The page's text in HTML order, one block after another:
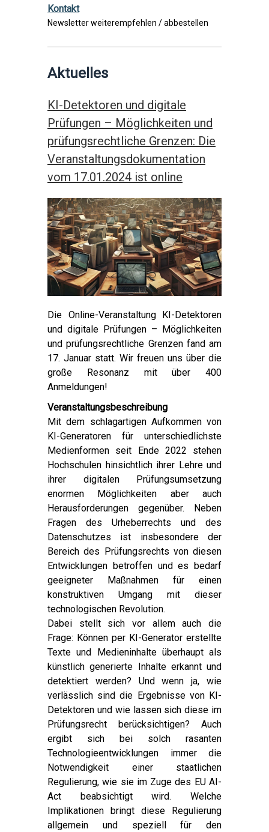
Kontakt
Newsletter weiterempfehlen / abbestellen
Aktuelles
KI-Detektoren und digitale
Prüfungen – Möglichkeiten und
prüfungsrechtliche Grenzen: Die
Veranstaltungsdokumentation
vom 17.01.2024 ist online
Die Online-Veranstaltung KI-Detektoren
und digitale Prüfungen – Möglichkeiten
und prüfungsrechtliche Grenzen fand am
17. Januar statt. Wir freuen uns über die
große Resonanz mit über 400
Anmeldungen!
Veranstaltungsbeschreibung
Mit dem schlagartigen Aufkommen von
KI-Generatoren für unterschiedlichste
Medienformen seit Ende 2022 stehen
Hochschulen hinsichtlich ihrer Lehre und
ihrer digitalen Prüfungsumsetzung
enormen Möglichkeiten aber auch
Herausforderungen gegenüber. Neben
Fragen des Urheberrechts und des
Datenschutzes ist insbesondere der
Bereich des Prüfungsrechts von diesen
Entwicklungen betroffen und es bedarf
geeigneter Maßnahmen für einen
konstruktiven Umgang mit dieser
technologischen Revolution.
Dabei stellt sich vor allem auch die
Frage: Können per KI-Generator erstellte
Texte und Medieninhalte überhaupt als
künstlich generierte Inhalte erkannt und
detektiert werden? Und wenn ja, wie
verlässlich sind die Ergebnisse von KI-
Detektoren und wie lassen sich diese im
Prüfungsrecht berücksichtigen? Auch
ergibt sich bei solch rasanten
Technologieentwicklungen immer die
Notwendigkeit einer staatlichen
Regulierung, wie sie im Zuge des EU AI-
Act beabsichtigt wird. Welche
Implikationen bringt diese Regulierung
allgemein und speziell für den